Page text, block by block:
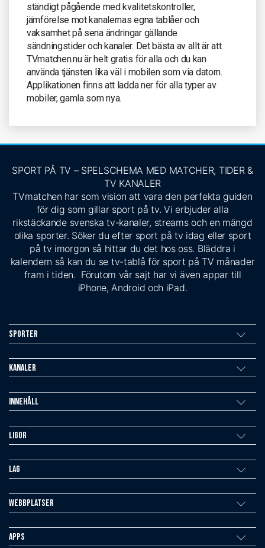
ständigt pågående med kvalitetskontroller,
jämförelse mot kanalernas egna tablåer och
vaksamhet på sena ändringar gällande
sändningstider och kanaler. Det bästa av allt är att
TVmatchen.nu är helt gratis för alla och du kan
använda tjänsten lika väl i mobilen som via datorn.
Applikationen finns att ladda ner för alla typer av
mobiler, gamla som nya.
SPORT PÅ TV – SPELSCHEMA MED MATCHER, TIDER &
TV KANALER
TVmatchen har som vision att vara den perfekta guiden
för dig som gillar sport på tv. Vi erbjuder alla
rikstäckande svenska tv-kanaler, streams och en mängd
olika sporter. Söker du efter sport på tv idag eller sport
på tv imorgon så hittar du det hos oss. Bläddra i
kalendern så kan du se tv-tablå för sport på TV månader
fram i tiden. Förutom vår sajt har vi även appar till
iPhone, Android och iPad.
Sporter
Kanaler
Innehåll
Ligor
Lag
Webbplatser
Apps